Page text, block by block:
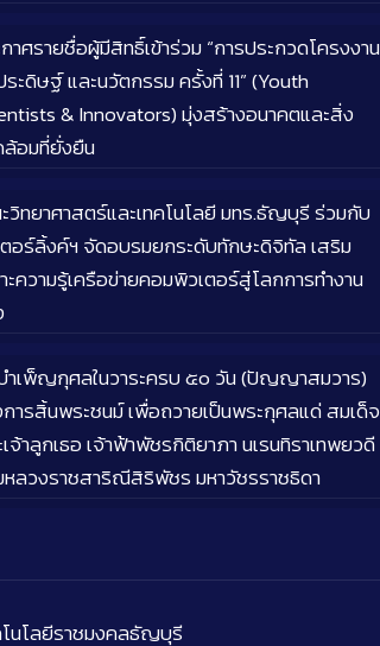
าศรายชื่อผู้มีสิทธิ์เข้าร่วม “การประกวดโครงงาน
ะดิษฐ์ และนวัตกรรม ครั้งที่ 11” (Youth
& Innovators) มุ่งสร้างอนาคตและสิ่ง
อมที่ยั่งยืน
ทยาศาสตร์และเทคโนโลยี มทร.ธัญบุรี ร่วมกับ
อร์ลิ้งค์ฯ จัดอบรมยกระดับทักษะดิจิทัล เสริม
ะความรู้เครือข่ายคอมพิวเตอร์สู่โลกการทำงาน
ำเพ็ญกุศลในวาระครบ ๕๐ วัน (ปัญญาสมวาร)
ารสิ้นพระชนม์ เพื่อถวายเป็นพระกุศลแด่ สมเด็จ
จ้าลูกเธอ เจ้าฟ้าพัชรกิติยาภา นเรนทิราเทพยวดี
ลวงราชสาริณีสิริพัชร มหาวัชรราชธิดา
โนโลยีราชมงคลธัญบุรี